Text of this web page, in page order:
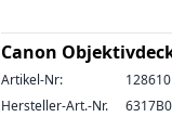
Canon
Artikel-Nr:
128610
Hersteller-Art.-Nr.